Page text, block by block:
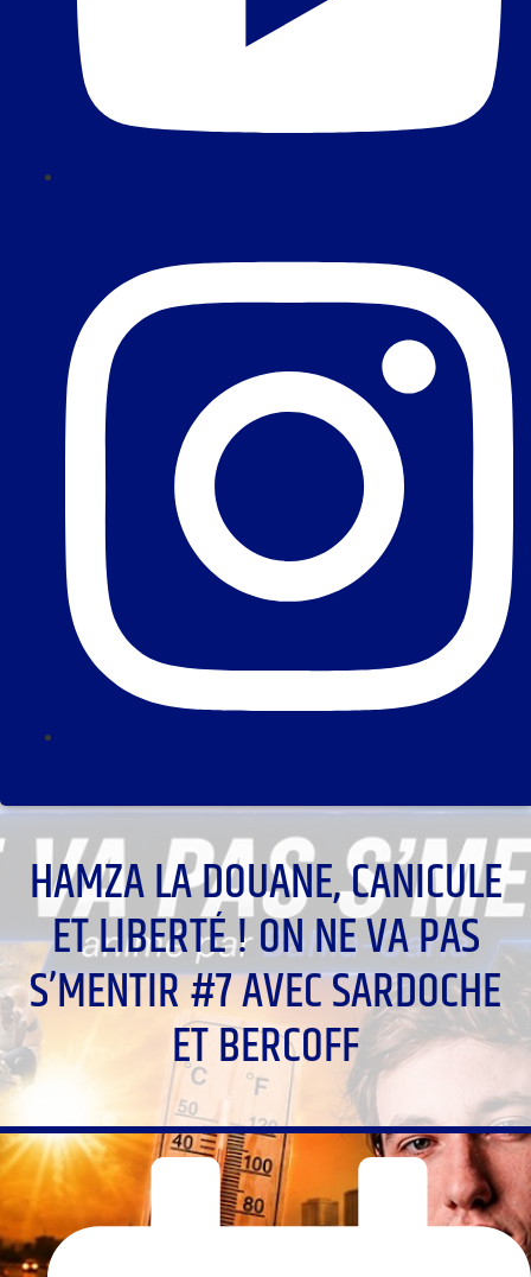
HAMZA LA DOUANE, CANICULE
ET LIBERTÉ ! ON NE VA PAS
S’MENTIR #7 AVEC SARDOCHE
ET BERCOFF